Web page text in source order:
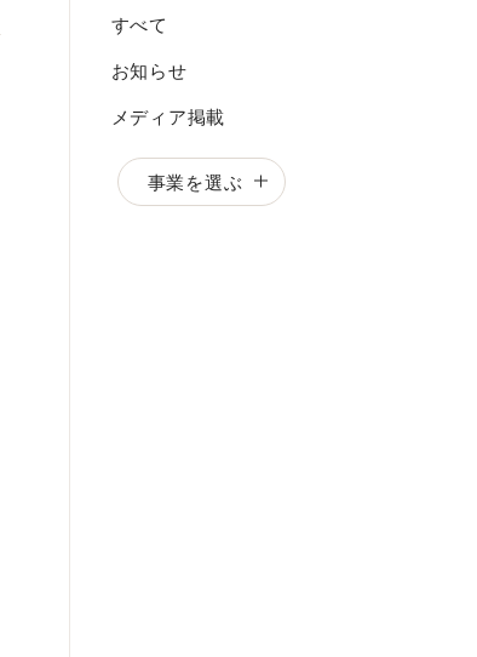
すべて
お知らせ
メディア掲載
事業を選ぶ